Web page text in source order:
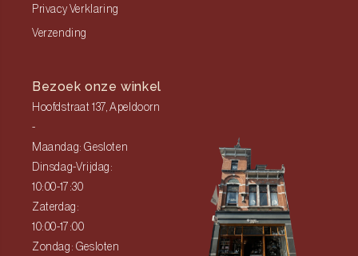
Privacy Verklaring
Verzending
Bezoek onze winkel
Hoofdstraat 137, Apeldoorn
-
Maandag: Gesloten
Dinsdag-Vrijdag:
10:00-17:30
Zaterdag:
10:00-17:00
Zondag: Gesloten